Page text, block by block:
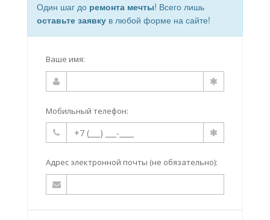
Один шаг до ремонта мечты! Всего лишь
оставьте заявку в любой форме на сайте!
Ваше имя:
Мобильный телефон:
Адрес электронной почты (не обязательно):